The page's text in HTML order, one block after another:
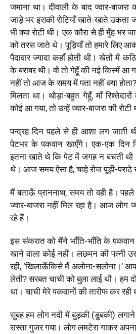
जमाना था। दीवाली के बाद ज्वार-
जाड़े भर इसकी रोटियाँ खाते-खाते उकता
भी क्या रोटी थी। एक कौरा से ही मुँह भर
को तरस जाते थे। पूड़ियाँ तो हमारे लिए
पैदावार ज्यादा कहाँ होती थी। खेतों में
के बराबर थी। वो तो गेहूँ की नई किस्में आ
नहीं तो आज के समय में पता नहीं क्या
मिलता था। थोड़ा-बहुत गेहूँ, माँ
कोई आ गया, तो उन्हें ज्वार-बाजरा की
पन्द्रह दिन पहले से ही आशा लग जाती
पेटभर के पकवान खाएँगे। एक-एक दिन
इतना खाते थे कि पेट में जगह न बचती
थे। आज समय ऐसा है, चाहे रोज पूड़ी-
मैं बताऊँ प्राननाथ, समय तो वही है।
ज्वार-बाजरा नहीं मिल रहा है। आज लोग
रहे हैं।
इस संकरात को मैंने भाँति-भाँति के
खाने वाला कोई नहीं। लछमन की पत्नी
रही, ‘खिलाऊँकिसे मैं अलोना-सलोना।’
लेती? सरबत चाची को बुला लाई थी। हम
था। चाची मेरे पकवानों की तारीफ कर रही
सुबह हम लोग नदी में बुड़की (डुबकी)
रास्ता गुजर गया। लोग लमटेरा गाकर